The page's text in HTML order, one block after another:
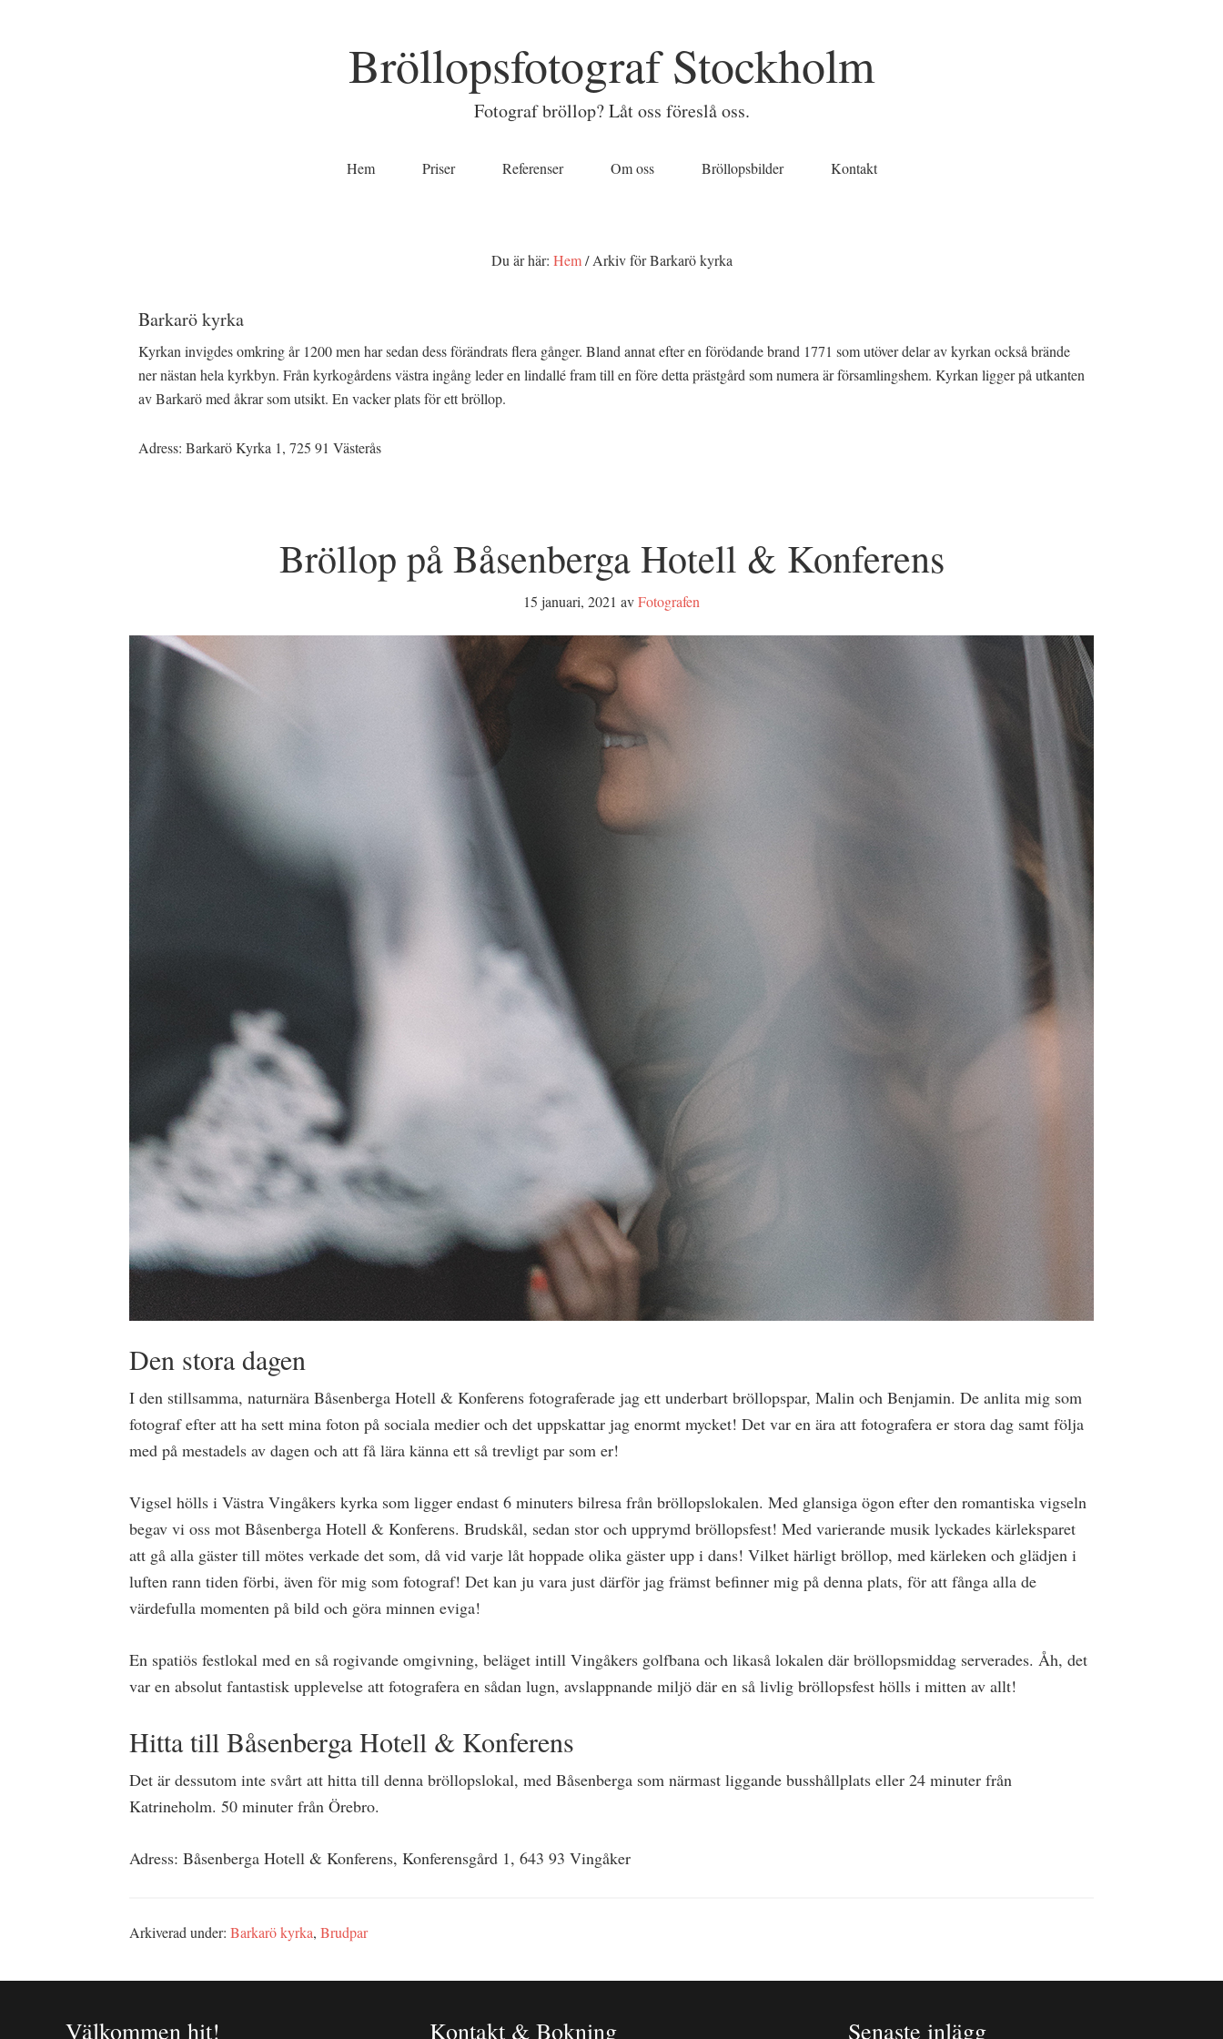
Bröllopsfotograf Stockholm
Fotograf bröllop? Låt oss föreslå oss.
Hem Priser Referenser Om oss Bröllopsbilder Kontakt
Du är här: Hem /Arkiv för Barkarö kyrka
Barkarö kyrka
Kyrkan invigdes omkring år 1200 men har sedan dess förändrats flera gånger. Bland annat efter en förödande brand 1771 som utöver delar av kyrkan också brände
ner nästan hela kyrkbyn. Från kyrkogårdens västra ingång leder en lindallé fram till en före detta prästgård som numera är församlingshem. Kyrkan ligger på utkanten
av Barkarö med åkrar som utsikt. En vacker plats för ett bröllop.
Adress: Barkarö Kyrka 1, 725 91 Västerås
Bröllop på Båsenberga Hotell & Konferens
15 januari, 2021 avFotografen
Den stora dagen
I den stillsamma, naturnära Båsenberga Hotell & Konferens fotograferade jag ett underbart bröllopspar, Malin och Benjamin. De anlita mig som
fotograf efter att ha sett mina foton på sociala medier och det uppskattar jag enormt mycket! Det var en ära att fotografera er stora dag samt följa
med på mestadels av dagen och att få lära känna ett så trevligt par som er!
Vigsel hölls i Västra Vingåkers kyrka som ligger endast 6 minuters bilresa från bröllopslokalen. Med glansiga ögon efter den romantiska vigseln
begav vi oss mot Båsenberga Hotell & Konferens. Brudskål, sedan stor och upprymd bröllopsfest! Med varierande musik lyckades kärleksparet
att gå alla gäster till mötes verkade det som, då vid varje låt hoppade olika gäster upp i dans! Vilket härligt bröllop, med kärleken och glädjen i
luften rann tiden förbi, även för mig som fotograf! Det kan ju vara just därför jag främst befinner mig på denna plats, för att fånga alla de
värdefulla momenten på bild och göra minnen eviga!
En spatiös festlokal med en så rogivande omgivning, beläget intill Vingåkers golfbana och likaså lokalen där bröllopsmiddag serverades. Åh, det
var en absolut fantastisk upplevelse att fotografera en sådan lugn, avslappnande miljö där en så livlig bröllopsfest hölls i mitten av allt!
Hitta till Båsenberga Hotell & Konferens
Det är dessutom inte svårt att hitta till denna bröllopslokal, med Båsenberga som närmast liggande busshållplats eller 24 minuter från
Katrineholm. 50 minuter från Örebro.
Adress: Båsenberga Hotell & Konferens, Konferensgård 1, 643 93 Vingåker
Arkiverad under: Barkarö kyrka, Brudpar
Välkommen hit! Kontakt & Bokning Senaste inlägg